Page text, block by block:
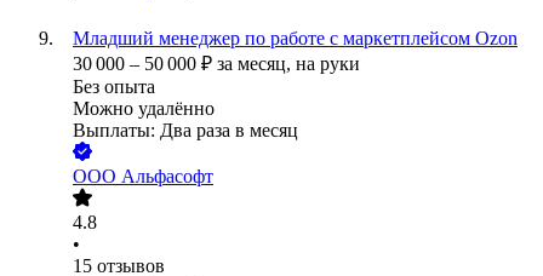
Младший менеджер по работе с маркетплейсом Ozon
30 000 – 50 000 ₽ за месяц, на руки
Без опыта
Можно удалённо
Выплаты: Два раза в месяц
ООО Альфасофт
4.8
•
15 отзывов